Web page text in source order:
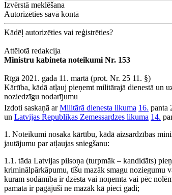
Izvērstā meklēšana
Autorizēties savā kontā
Kādēļ autorizēties vai reģistrēties?
Attēlotā redakcija
Ministru kabineta noteikumi Nr. 153
Rīgā 2021. gada 11. martā (prot. Nr. 25 11. §)
Kārtība, kādā atļauj pieņemt militārajā dienestā un
noziedzīgu nodarījumu
Izdoti saskaņā arMilitārā dienesta likuma 16. panta
un Latvijas Republikas Zemessardzes likuma 14.
1. Noteikumi nosaka kārtību, kādā aizsardzības
jautājumu par atļaujas sniegšanu:
1.1. tāda Latvijas pilsoņa (turpmāk – kandidāts)
kriminālpārkāpumu, tīšu mazāk smagu noziegumu
kuram sodāmība ir dzēsta vai noņemta vai pēc
pamata ir pagājuši ne mazāk kā pieci gadi;